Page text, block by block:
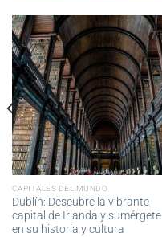
CAPITALES DEL MUNDO
Dublín: Descubre la vibrante
capital de Irlanda y sumérgete
en su historia y cultura